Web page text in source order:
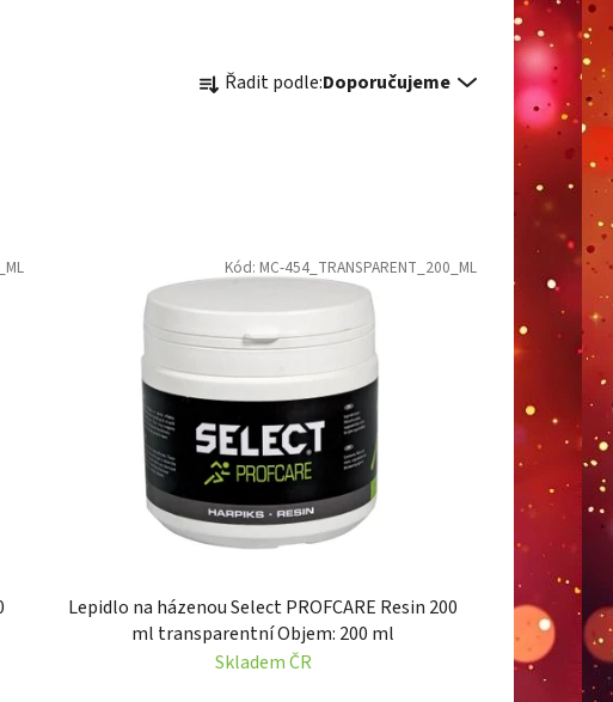
a
r
o
d
u
k
t
ů
Řadit podle:Doporučujeme
Lepidlo na házenou Select PROFCARE Resin 200
ml transparentní Objem: 200 ml
Skladem ČR
Kód: MC-454_TRANSPARENT_200_ML